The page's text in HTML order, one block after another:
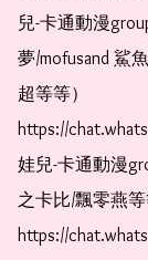
兒-卡通動漫
夢/mofusand 鯊
超等等）
https://
娃兒-卡通動漫
之卡比/飄零燕等
https://